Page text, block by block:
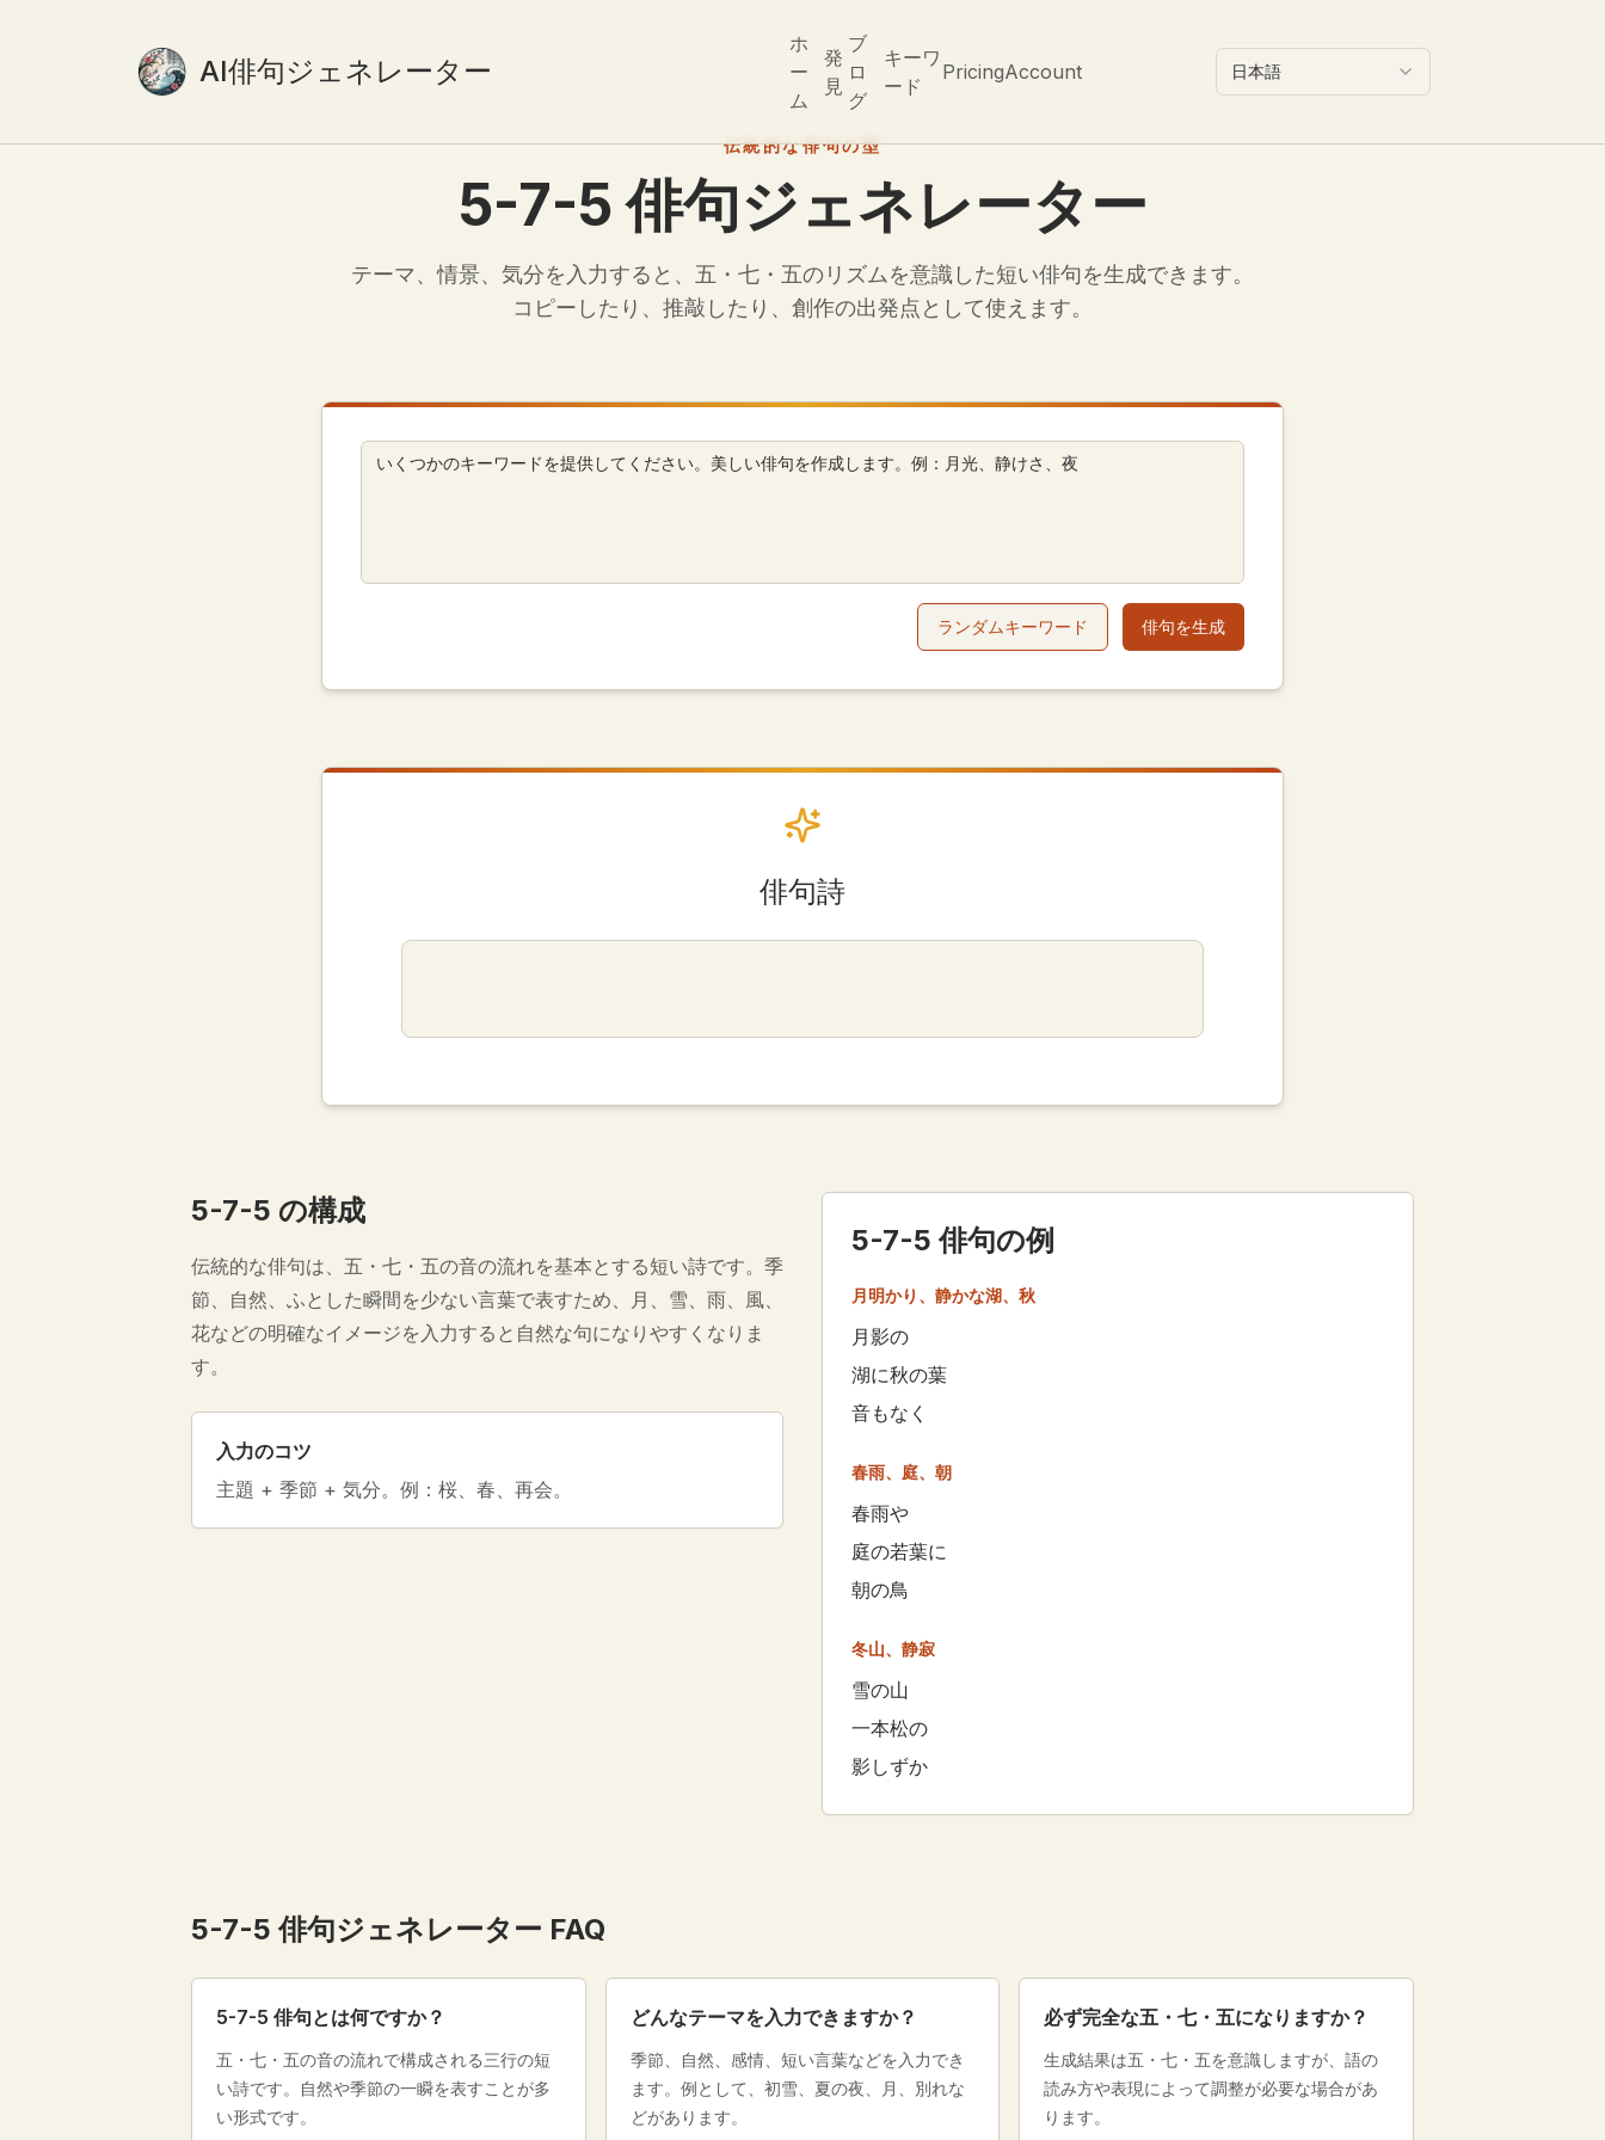
AI俳句ジェネレーター
ホ
ー
ム
発
見
ブ
ロ
グ
キーワ
ード
PricingAccount 日本語
伝統的な俳句の型
5-7-5 俳句ジェネレーター
テーマ、情景、気分を入力すると、五・七・五のリズムを意識した短い俳句を生成できます。
コピーしたり、推敲したり、創作の出発点として使えます。
ランダムキーワード 俳句を生成
俳句詩
5-7-5 の構成
伝統的な俳句は、五・七・五の音の流れを基本とする短い詩です。季
節、自然、ふとした瞬間を少ない言葉で表すため、月、雪、雨、風、
花などの明確なイメージを入力すると自然な句になりやすくなりま
す。
入力のコツ
主題 + 季節 + 気分。例：桜、春、再会。
5-7-5 俳句の例
月明かり、静かな湖、秋
月影の
湖に秋の葉
音もなく
春雨、庭、朝
春雨や
庭の若葉に
朝の鳥
冬山、静寂
雪の山
一本松の
影しずか
5-7-5 俳句ジェネレーター FAQ
5-7-5 俳句とは何ですか？
五・七・五の音の流れで構成される三行の短
い詩です。自然や季節の一瞬を表すことが多
い形式です。
どんなテーマを入力できますか？
季節、自然、感情、短い言葉などを入力でき
ます。例として、初雪、夏の夜、月、別れな
どがあります。
必ず完全な五・七・五になりますか？
生成結果は五・七・五を意識しますが、語の
読み方や表現によって調整が必要な場合があ
ります。